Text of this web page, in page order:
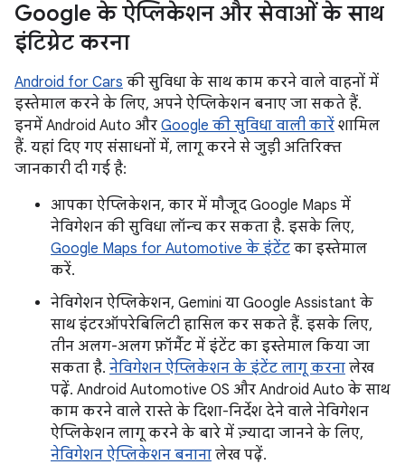
Google के ऐप्लिकेशन और सेवाओं के साथ
इंटिग्रेट करना
Android for Cars की सुविधा के साथ काम करने वाले वाहनों में
इस्तेमाल करने के लिए, अपने ऐप्लिकेशन बनाए जा सकते हैं.
इनमें Android Auto और Google की सुविधा वाली कारें शामिल
हैं. यहां दिए गए संसाधनों में, लागू करने से जुड़ी अतिरिक्त
जानकारी दी गई है:
आपका ऐप्लिकेशन, कार में मौजूद Google Maps में
नेविगेशन की सुविधा लॉन्च कर सकता है. इसके लिए,
Google Maps for Automotive के इंटेंट का इस्तेमाल
करें.
नेविगेशन ऐप्लिकेशन, Gemini या Google Assistant के
साथ इंटरऑपरेबिलिटी हासिल कर सकते हैं. इसके लिए,
तीन अलग-अलग फ़ॉर्मैट में इंटेंट का इस्तेमाल किया जा
सकता है. नेविगेशन ऐप्लिकेशन के इंटेंट लागू करना लेख
पढ़ें. Android Automotive OS और Android Auto के साथ
काम करने वाले रास्ते के दिशा-निर्देश देने वाले नेविगेशन
ऐप्लिकेशन लागू करने के बारे में ज़्यादा जानने के लिए,
नेविगेशन ऐप्लिकेशन बनाना लेख पढ़ें.